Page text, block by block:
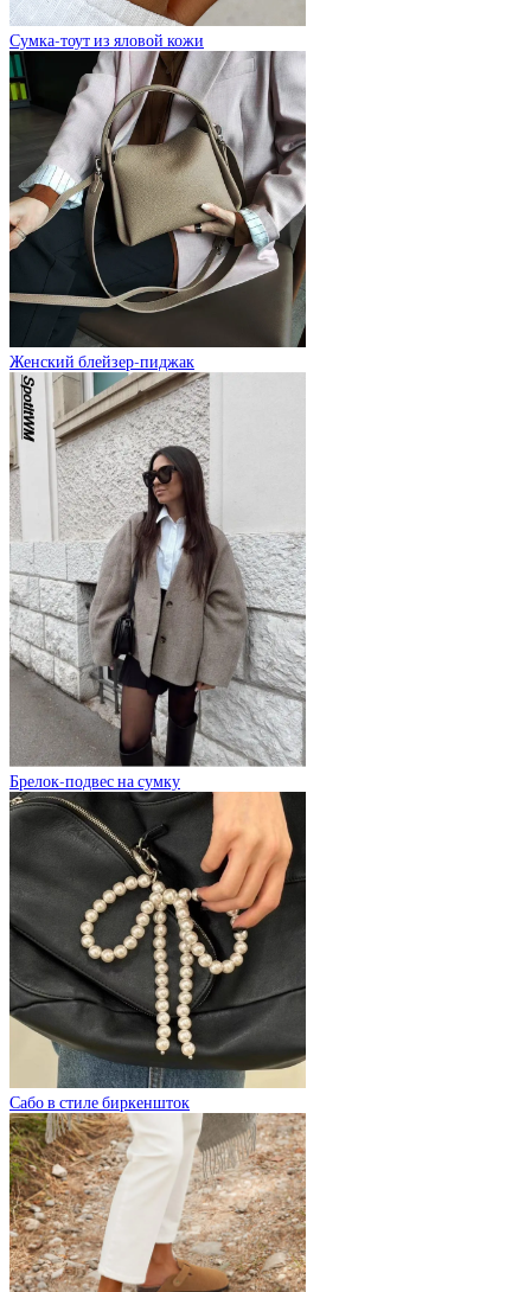
Сумка-тоут из яловой кожи
Женский блейзер-пиджак
Брелок-подвес на сумку
Сабо в стиле биркеншток